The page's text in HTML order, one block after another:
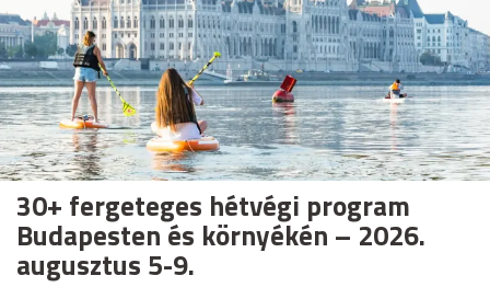
30+ fergeteges hétvégi program
Budapesten és környékén – 2026.
augusztus 5-9.